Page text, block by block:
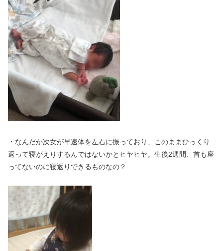
・なんだか次女が早速体を左右に振っており、このままひっくり
返って寝がえりするんではないかとヒヤヒヤ。生後2週間、首も座
ってないのに寝返りできるものなの？